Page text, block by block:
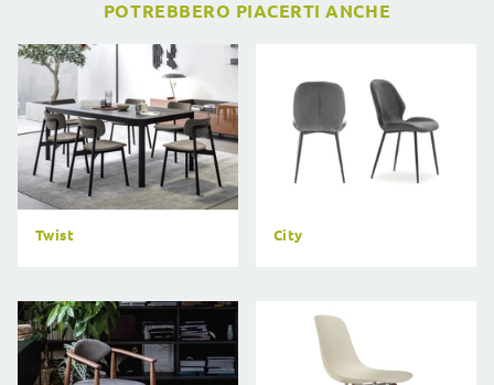
POTREBBERO PIACERTI ANCHE
Twist City